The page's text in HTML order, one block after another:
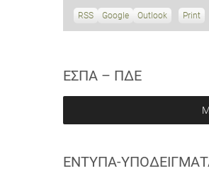
RSS
S
r
Google
S
r
Outlook Print
ΕΣΠΑ – ΠΔΕ
ΕΝΤΥΠΑ-